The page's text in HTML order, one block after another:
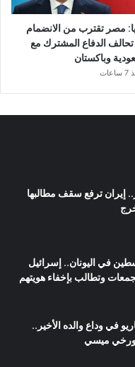
مصر تقترب من الانضمام
الدفاع المشترك مع
وباكستان
إيران ترفع سقف مطالبها
في اليونان.. إسرائيل
وتطالب بإخفاء هويتهم
في وداع والده الأخير..
ميسي